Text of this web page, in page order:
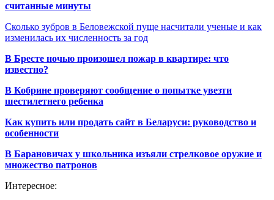
считанные минуты
Сколько зубров в Беловежской пуще насчитали ученые и как
изменилась их численность за год
В Бресте ночью произошел пожар в квартире: что
известно?
В Кобрине проверяют сообщение о попытке увезти
шестилетнего ребенка
Как купить или продать сайт в Беларуси: руководство и
особенности
В Барановичах у школьника изъяли стрелковое оружие и
множество патронов
Интересное: